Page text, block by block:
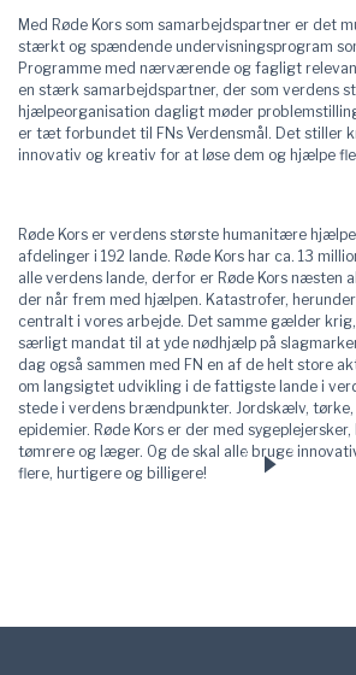
Med Røde Kors som samarbejdspartner er det
stærkt og spændende undervisningsprogram
Programme med nærværende og fagligt
en stærk samarbejdspartner, der som verdens
hjælpeorganisation dagligt møder
er tæt forbundet til FNs Verdensmål. Det stiller
innovativ og kreativ for at løse dem og hjælpe
Røde Kors er verdens største humanitære
afdelinger i 192 lande. Røde Kors har ca. 13
alle verdens lande, derfor er Røde Kors næsten
der når frem med hjælpen. Katastrofer,
centralt i vores arbejde. Det samme gælder
særligt mandat til at yde nødhjælp på
dag også sammen med FN en af de helt store
om langsigtet udvikling i de fattigste lande i
stede i verdens brændpunkter. Jordskælv,
epidemier. Røde Kors er der med
tømrere og læger. Og de skal alle bruge
flere, hurtigere og billigere!